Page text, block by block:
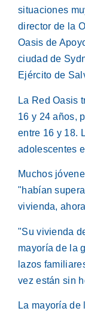
situaciones
director de la
Oasis de
ciudad de
Ejército de
La Red Oasis
16 y 24 años,
entre 16 y 18.
adolescentes
Muchos
"habían
vivienda,
"Su vivienda
mayoría de la
lazos
vez están sin
La mayoría